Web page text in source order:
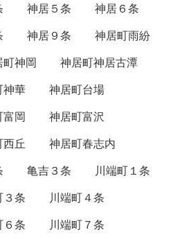
神居５条
神居６条
神居９条
神居町雨紛
町神岡
神居町神居古潭
神華
神居町台場
富岡
神居町富沢
西丘
神居町春志内
亀吉３条
川端町１条
３条
川端町４条
６条
川端町７条